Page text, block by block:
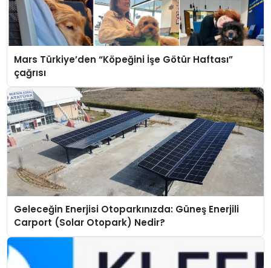
Mars Türkiye’den “Köpeğini İşe Götür Haftası”
çağrısı
Geleceğin Enerjisi Otoparkınızda: Güneş Enerjili
Carport (Solar Otopark) Nedir?